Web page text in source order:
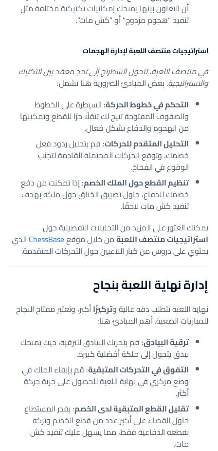
أن التعاون بينها يمنحك إمكانيات تكتيكية مختلفة مثل
تنفيذ “هجوم مزدوج” أو “كش مات”.
استراتيجيات منتصف اللعبة لإدارة الهجمات
في منتصف اللعبة، تتحول الشطرنج إلى تحدٍ معقد بين التكتيك
والاستراتيجية. بعض المبادئ الضرورية هنا تشمل:
التحكم في خطوط الحركة: السيطرة على الخطوط
والصفوف المفتوحة تتيح لك تنقلًا حرًا للقطع وتمكينها
من الهجوم والدفاع بشكل فعال.
التحليل المتقدم للحركات: قم بتحليل ردود فعل
خصمك، وتوقع الحركات المحتملة القادمة لتجنب
الوقوع في الفخاخ.
تنظيم القطع حول الملك الخصم: إذا تمكنت من دفع
خصمك للدفاع، حاول تضييق الخناق حول ملكه بهدف
تنفيذ كش مات لاحقًا.
يمكنك العثور على المزيد من التحليلات التفصيلية حول
استراتيجيات منتصف اللعبةمن خلال موقعChessBase الذي
يحتوي على دروس من كبار اللاعبين حول التحركات المتقدمة.
إدارة نهاية اللعبة بنجاح
نهاية اللعبة تتطلب دقة عالية وتركيزًاأكبر، وتعتبر مفتاح النجاح
للمباريات الصعبة. أهم المبادئ هنا:
ترقية البيادق: قم بتحريك البيادق للترقية، حيث يمنحك
بيدق يتحول إلى ملكة أفضلية كبيرة.
التفوق في التحركات المتبقية: قم بإبقاء الملك في
وضع مركزي في نهاية اللعبة للحصول على حرية حركة
أكثر.
تقليل القطع المتبقية لدى الخصم: بقدر المستطاع
حاول القضاء على أكبر عدد من قطع الخصم وتركه
بقطعه الدفاعية فقط، مما يسهل عليك تنفيذ كش
مات.